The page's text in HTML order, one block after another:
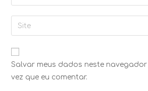
Salvar meus dados neste
vez que eu comentar.